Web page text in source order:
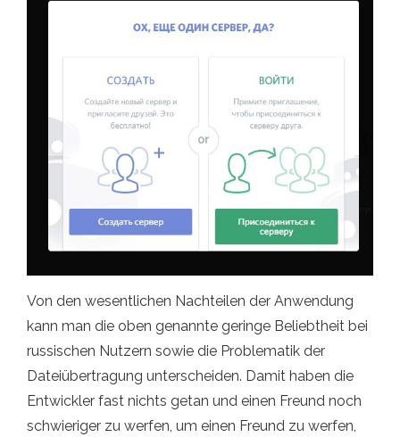
Von den wesentlichen Nachteilen der Anwendung
kann man die oben genannte geringe Beliebtheit bei
russischen Nutzern sowie die Problematik der
Dateiübertragung unterscheiden. Damit haben die
Entwickler fast nichts getan und einen Freund noch
schwieriger zu werfen, um einen Freund zu werfen,